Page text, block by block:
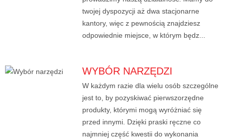
twojej dyspozycji aż dwa stacjonarne
kantory, więc z pewnością znajdziesz
odpowiednie miejsce, w którym będz...
WYBÓR NARZĘDZI
W każdym razie dla wielu osób szczególne
jest to, by pozyskiwać pierwszorzędne
produkty, którymi mogą wyróżniać się
przed innymi. Dzięki praski ręczne co
najmniej część kwestii do wykonania